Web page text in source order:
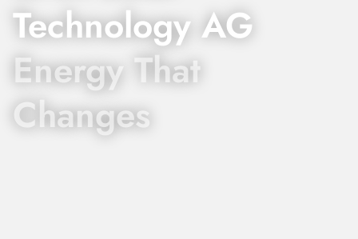
Technology AG
Energy That
Changes